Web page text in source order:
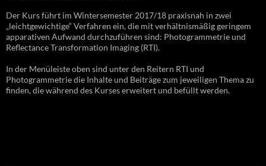
Der Kurs führt im Wintersemester 2017/18 praxisnah in zwei
„leichtgewichtige“ Verfahren ein, die mit verhältnismäßig geringem
apparativen Aufwand durchzuführen sind: Photogrammetrie und
Reflectance Transformation Imaging (RTI).
In der Menüleiste oben sind unter den Reitern RTI und
Photogrammetrie die Inhalte und Beiträge zum jeweiligen Thema zu
finden, die während des Kurses erweitert und befüllt werden.